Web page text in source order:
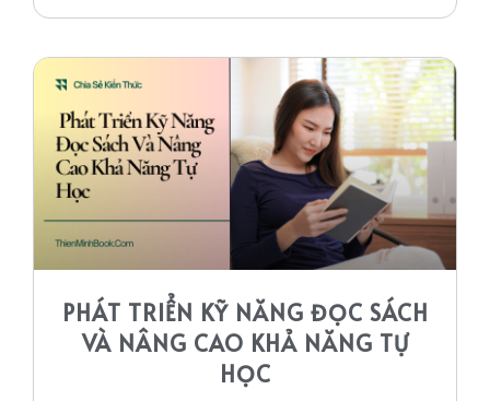
PHÁT TRIỂN KỸ NĂNG ĐỌC SÁCH
VÀ NÂNG CAO KHẢ NĂNG TỰ
HỌC